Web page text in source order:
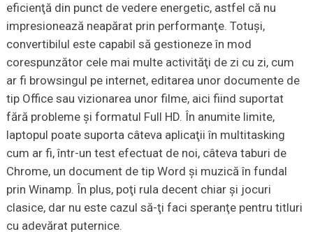
eficienţă din punct de vedere energetic, astfel că nu
impresionează neapărat prin performanţe. Totuşi,
convertibilul este capabil să gestioneze în mod
corespunzător cele mai multe activităţi de zi cu zi, cum
ar fi browsingul pe internet, editarea unor documente de
tip Office sau vizionarea unor filme, aici fiind suportat
fără probleme şi formatul Full HD. În anumite limite,
laptopul poate suporta câteva aplicaţii în multitasking
cum ar fi, într-un test efectuat de noi, câteva taburi de
Chrome, un document de tip Word şi muzică în fundal
prin Winamp. În plus, poţi rula decent chiar şi jocuri
clasice, dar nu este cazul să-ţi faci speranţe pentru titluri
cu adevărat puternice.